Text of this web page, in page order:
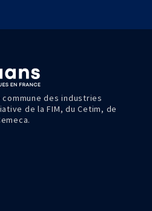
des industries
de la FIM, du Cetim, de